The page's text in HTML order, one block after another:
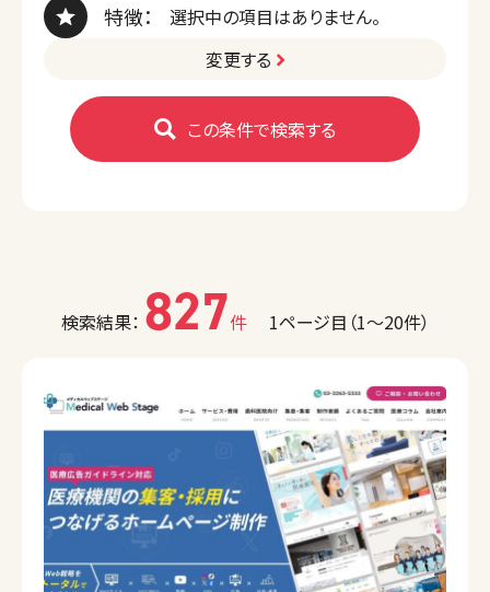
特徴：
選択中の項目はありません。
変更する
この条件で検索する
検索結果： 827件 1ページ目（1〜20件）